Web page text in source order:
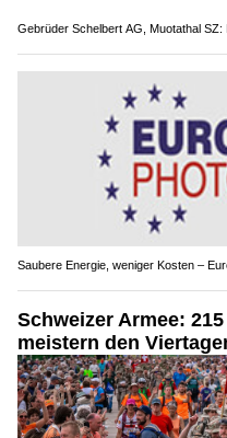
Gebrüder Schelbert AG, Muotathal
Saubere Energie, weniger Kosten –
Schweizer Armee:
meistern den